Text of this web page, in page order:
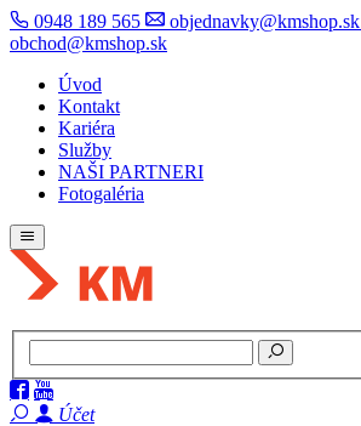
0948 189 565
objednavky@kmshop.sk
obchod@kmshop.sk
Úvod
Kontakt
Kariéra
Služby
NAŠI PARTNERI
Fotogaléria
Účet